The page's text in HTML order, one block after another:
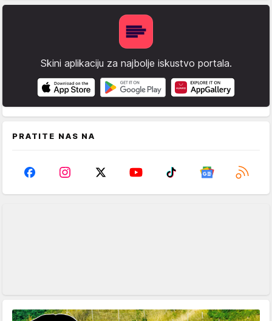
Skini aplikaciju za najbolje iskustvo portala.
PRATITE NAS NA